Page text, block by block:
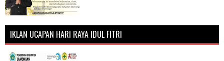
IKLAN UCAPAN HARI RAYA IDUL FITRI